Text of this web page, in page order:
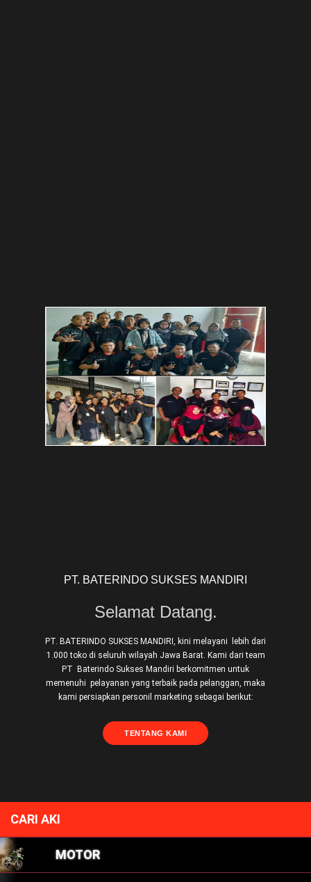
PT. BATERINDO SUKSES MANDIRI
Selamat Datang.
PT. BATERINDO SUKSES MANDIRI, kini melayani lebih dari
1.000 toko di seluruh wilayah Jawa Barat. Kami dari team
PT Baterindo Sukses Mandiri berkomitmen untuk
memenuhi pelayanan yang terbaik pada pelanggan, maka
kami persiapkan personil marketing sebagai berikut:
TENTANG KAMI
CARI AKI
MOTOR